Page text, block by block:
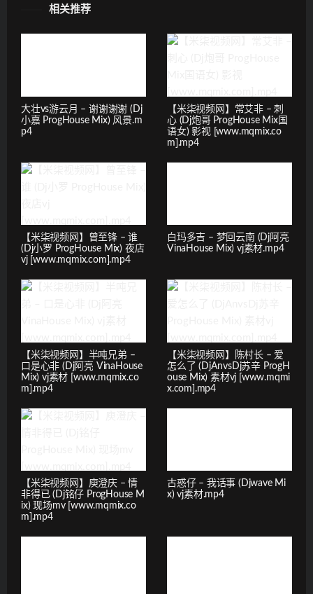
相关推荐
大壮vs游云月 – 谢谢谢谢 (Dj
小嘉 ProgHouse Mix) 风景.m
p4
【米柒视频网】常艾非 – 刺
心 (Dj炮哥 ProgHouse Mix国
语女) 影视 [www.mqmix.co
m].mp4
【米柒视频网】曾至锋 – 谁
(Dj小罗 ProgHouse Mix) 夜店
vj [www.mqmix.com].mp4
白玛多吉 – 梦回云南 (Dj阿亮
VinaHouse Mix) vj素材.mp4
【米柒视频网】半吨兄弟 –
口是心非 (Dj阿亮 VinaHouse
Mix) vj素材 [www.mqmix.co
m].mp4
【米柒视频网】陈村长 – 爱
怎么了 (DjAnvsDj苏辛 ProgH
ouse Mix) 素材vj [www.mqmi
x.com].mp4
【米柒视频网】庾澄庆 – 情
非得已 (Dj铭仔 ProgHouse M
ix) 现场mv [www.mqmix.co
m].mp4
古惑仔 – 我话事 (Djwave Mi
x) vj素材.mp4